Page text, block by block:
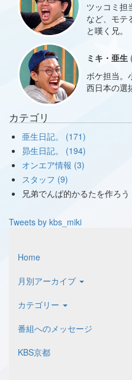
ツッコミ担
など、モテ
と嘆く兄。
ミキ・亜生
ボケ担当。
西日本の選
カテゴリ
亜生日記。 (171)
昴生日記。 (194)
オンエア情報 (3)
スタッフ (9)
兄弟でんぱ的かるたを作ろう
Tweets by kbs_miki
Home
月別アーカイブ
カテゴリー
番組へのメッセージ
KBS京都